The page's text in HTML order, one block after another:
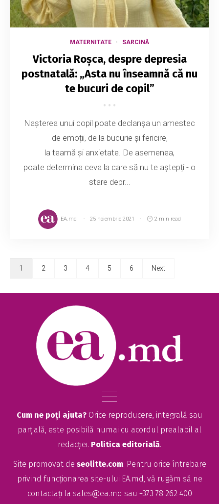
MATERNITATE SARCINĂ
Victoria Roșca, despre depresia
postnatală: „Asta nu înseamnă că nu
te bucuri de copil”
Nașterea unui copil poate declanșa un amestec
de emoții, de la bucurie și fericire,
la teamă și anxietate. De asemenea,
poate determina ceva la care să nu te aștepți - o
stare depr...
EA.md 25 noiembrie 2021 2 min read
1 2 3 4 5 6 Next
Cum ne poți ajuta? Orice reproducere, integrală sau
parțială, este posibilă numai cu acordul prealabil al
redacției. Politica editorială.
Site promovat de seolitte.com. Pentru orice întrebare
privind funcționarea site-ului EA.md, vă rugăm să ne
contactați la sales@ea.md sau +373 78 262 400